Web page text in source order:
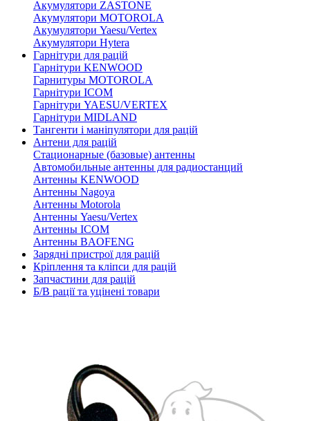
Акумулятори ZASTONE
Акумулятори MOTOROLA
Акумулятори Yaesu/Vertex
Акумулятори Hytera
Гарнітури для рацій
Гарнітури KENWOOD
Гарнитуры MOTOROLA
Гарнітури ICOM
Гарнітури YAESU/VERTEX
Гарнітури MIDLAND
Тангенти і маніпулятори для рацій
Антени для рацій
Стационарные (базовые) антенны
Автомобильные антенны для радиостанций
Антенны KENWOOD
Антенны Nagoya
Антенны Motorola
Антенны Yaesu/Vertex
Антенны ICOM
Антенны BAOFENG
Зарядні пристрої для рацій
Кріплення та кліпси для рацій
Запчастини для рацій
Б/В рації та уцінені товари